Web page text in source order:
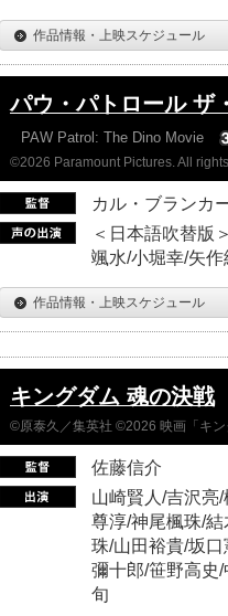
作品情報・上映スケジュール
パウ・パトロール ザ
PAW Patrol: The Dino Movie
©2026 Paramount Pictures. All
カル・ブランカ
＜日本語吹替版
颯水/小堀幸/矢作
作品情報・上映スケジュール
キングダム 魂の決戦
©原泰久／集英社 ©2026 映画「キ
佐藤信介
山崎賢人/吉沢亮
尊淳/神尾楓珠/
珠/山田裕貴/坂
彌十郎/笹野高史
旬